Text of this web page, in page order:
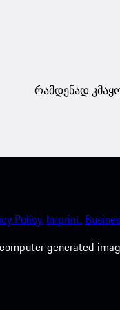
რამდენად
Policy. Imprint.
generated